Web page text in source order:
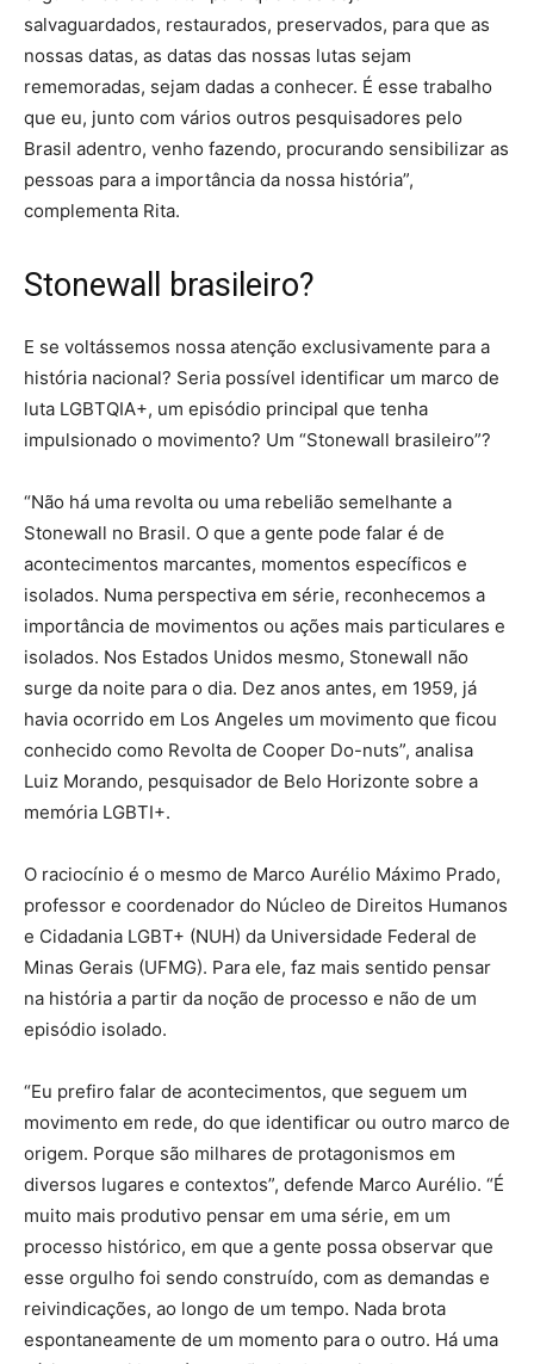
salvaguardados, restaurados, preservados, para que as
nossas datas, as datas das nossas lutas sejam
rememoradas, sejam dadas a conhecer. É esse trabalho
que eu, junto com vários outros pesquisadores pelo
Brasil adentro, venho fazendo, procurando sensibilizar as
pessoas para a importância da nossa história”,
complementa Rita.
Stonewall brasileiro?
E se voltássemos nossa atenção exclusivamente para a
história nacional? Seria possível identificar um marco de
luta LGBTQIA+, um episódio principal que tenha
impulsionado o movimento? Um “Stonewall brasileiro”?
“Não há uma revolta ou uma rebelião semelhante a
Stonewall no Brasil. O que a gente pode falar é de
acontecimentos marcantes, momentos específicos e
isolados. Numa perspectiva em série, reconhecemos a
importância de movimentos ou ações mais particulares e
isolados. Nos Estados Unidos mesmo, Stonewall não
surge da noite para o dia. Dez anos antes, em 1959, já
havia ocorrido em Los Angeles um movimento que ficou
conhecido como Revolta de Cooper Do-nuts”, analisa
Luiz Morando, pesquisador de Belo Horizonte sobre a
memória LGBTI+.
O raciocínio é o mesmo de Marco Aurélio Máximo Prado,
professor e coordenador do Núcleo de Direitos Humanos
e Cidadania LGBT+ (NUH) da Universidade Federal de
Minas Gerais (UFMG). Para ele, faz mais sentido pensar
na história a partir da noção de processo e não de um
episódio isolado.
“Eu prefiro falar de acontecimentos, que seguem um
movimento em rede, do que identificar ou outro marco de
origem. Porque são milhares de protagonismos em
diversos lugares e contextos”, defende Marco Aurélio. “É
muito mais produtivo pensar em uma série, em um
processo histórico, em que a gente possa observar que
esse orgulho foi sendo construído, com as demandas e
reivindicações, ao longo de um tempo. Nada brota
espontaneamente de um momento para o outro. Há uma